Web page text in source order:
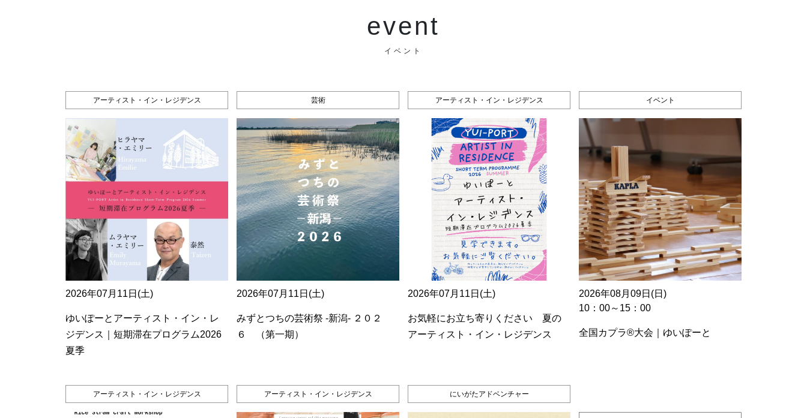
event
イベント
アーティスト・イン・レジデンス
2026年07月11日(土)
ゆいぽーとアーティスト・イン・レ
ジデンス｜短期滞在プログラム2026
夏季
芸術
2026年07月11日(土)
みずとつちの芸術祭 ‐新潟‐ ２０２
６ （第一期）
アーティスト・イン・レジデンス
2026年07月11日(土)
お気軽にお立ち寄りください 夏の
アーティスト・イン・レジデンス
イベント
2026年08月09日(日)
10：00～15：00
全国カプラ®大会｜ゆいぽーと
アーティスト・イン・レジデンス アーティスト・イン・レジデンス にいがたアドベンチャー